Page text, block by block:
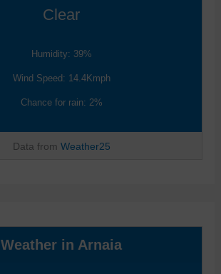
Clear
Humidity: 39%
Wind Speed: 14.4Kmph
Chance for rain: 2%
Data from Weather25
Weather in Arnaia